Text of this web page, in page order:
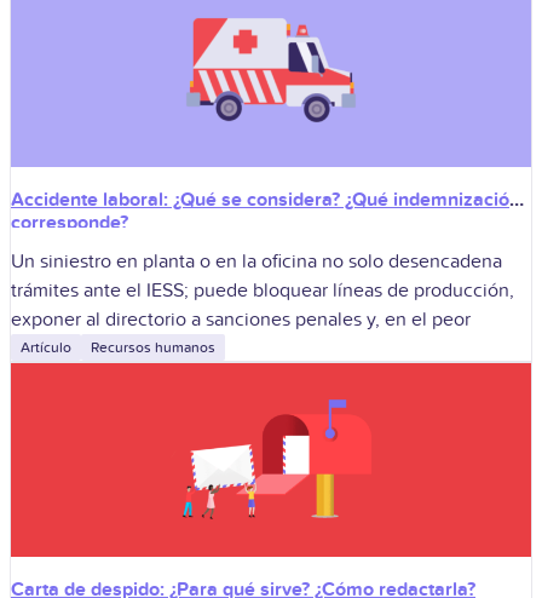
Accidente laboral: ¿Qué se considera? ¿Qué indemnización
corresponde?
Un siniestro en planta o en la oficina no solo desencadena
trámites ante el IESS; puede bloquear líneas de producción,
exponer al directorio a sanciones penales y, en el peor
Artículo Recursos humanos
Carta de despido: ¿Para qué sirve? ¿Cómo redactarla?